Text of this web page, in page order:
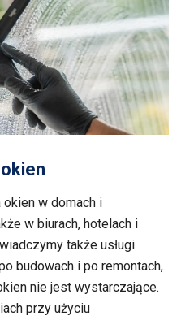
okien w domach i
w biurach, hotelach i
także usługi
budowach i po remontach,
nie jest wystarczające.
przy użyciu